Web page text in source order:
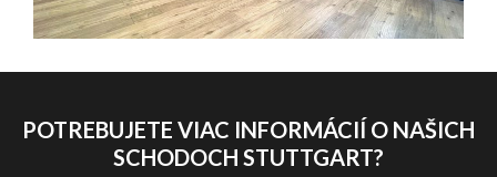
POTREBUJETE VIAC INFORMÁCIÍ O NAŠICH
SCHODOCH STUTTGART?